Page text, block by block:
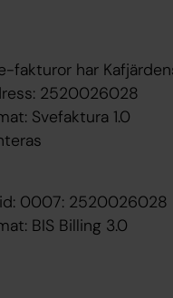
fakturor har
2520026028
Svefaktura 1.0
id: 0007: 2520026028
BIS Billing 3.0